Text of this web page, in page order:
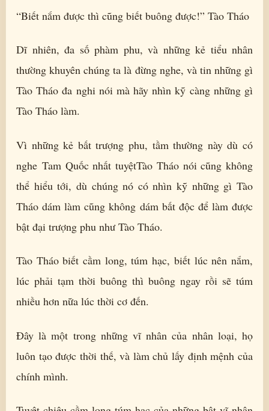
“Biết nắm được thì cũng biết buông được!” Tào Tháo
Dĩ nhiên, đa số phàm phu, và những kẻ tiểu nhân
thường khuyên chúng ta là đừng nghe, và tin những gì
Tào Tháo đa nghi nói mà hãy nhìn kỹ càng những gì
Tào Tháo làm.
Vì những kẻ bất trượng phu, tầm thường này dù có
nghe Tam Quốc nhất tuyệtTào Tháo nói cũng không
thể hiểu tới, dù chúng nó có nhìn kỹ những gì Tào
Tháo dám làm cũng không dám bất độc để làm được
bật đại trượng phu như Tào Tháo.
Tào Tháo biết cầm long, túm hạc, biết lúc nên nắm,
lúc phải tạm thời buông thì buông ngay rồi sẽ túm
nhiều hơn nữa lúc thời cơ đến.
Đây là một trong những vĩ nhân của nhân loại, họ
luôn tạo được thời thế, và làm chủ lấy định mệnh của
chính mình.